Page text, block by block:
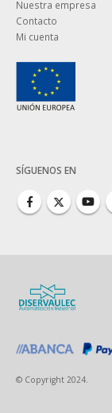
Nuestra empresa
Contacto
Mi cuenta
SÍGUENOS EN
© Copyright 2024.